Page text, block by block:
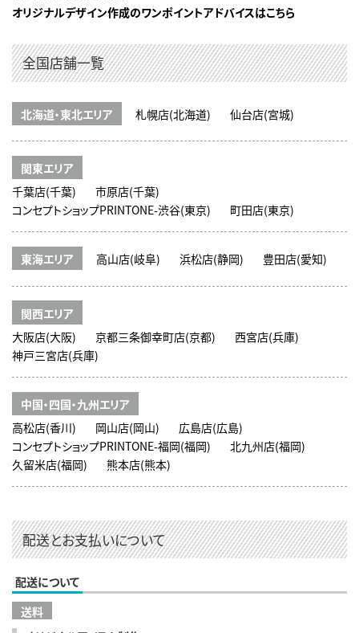
オリジナルデザイン作成のワンポイントアドバイスはこちら
全国店舗一覧
北海道・東北エリア 札幌店(北海道) 仙台店(宮城)
関東エリア
千葉店(千葉)
市原店(千葉)
コンセプトショップPRINTONE-渋谷(東京)
町田店(東京)
東海エリア 高山店(岐阜) 浜松店(静岡) 豊田店(愛知)
関西エリア
大阪店(大阪)
京都三条御幸町店(京都)
西宮店(兵庫)
神戸三宮店(兵庫)
中国・四国・九州エリア
高松店(香川)
岡山店(岡山)
広島店(広島)
コンセプトショップPRINTONE-福岡(福岡)
北九州店(福岡)
久留米店(福岡)
熊本店(熊本)
配送とお支払いについて
配送について
送料